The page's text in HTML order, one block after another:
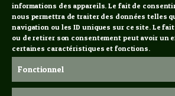
informations des appareils. Le fait de
nous permettra de traiter des données telles
navigation ou les ID uniques sur ce site. Le
ou de retirer son consentement peut avoir un
certaines caractéristiques et fonctions.
Fonctionnel